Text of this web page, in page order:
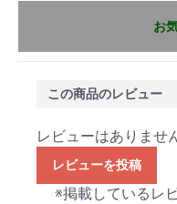
お
この商品のレビュー
レビューはありませ
レビューを投稿
※掲載しているレ